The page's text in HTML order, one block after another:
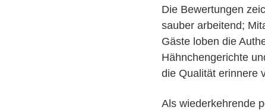
Die Bewertungen
sauber arbeitend;
Gäste loben die
Hähnchengerichte
die Qualität erinnere
Als wiederkehrende